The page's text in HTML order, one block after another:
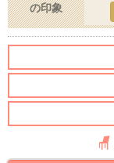
の印象